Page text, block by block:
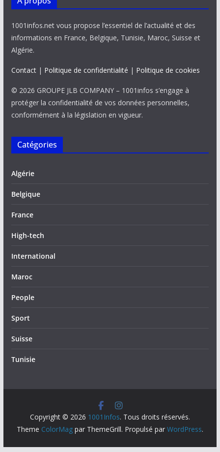
1001infos.net vous propose l’essentiel de l’actualité et des
informations en France, Belgique, Tunisie, Maroc, Suisse et
Algérie.
Contact| Politique de confidentialité | Politique de cookies
© 2026 GROUPE JLB COMPANY – 1001infos s’engage à
protéger la confidentialité de vos données personnelles,
conformément à la législation en vigueur.
Catégories
Algérie
Belgique
France
High-tech
International
Maroc
People
Sport
Suisse
Tunisie
Copyright © 2026 1001Infos. Tous droits réservés.
Theme ColorMagpar ThemeGrill. Propulsé par WordPress.